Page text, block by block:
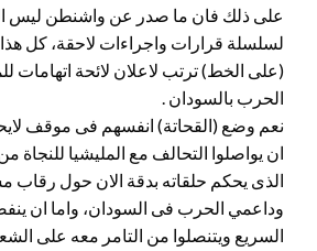
على ذلك فان ما صدر عن واشنطن ليس
لسلسلة قرارات واجراءات لاحقة، كل هذا
(على الخط) ترتب لاعلان لائحة اتهامات
الحرب بالسودان .
نعم وضع (القحاتة) انفسهم فى موقف
ان يواصلوا التحالف مع المليشيا للنجاة
الذى يحكم حلقاته بدقة الان حول
وداعمي الحرب فى السودان، واما ان
السريع ويتنصلوا من التامر معه على